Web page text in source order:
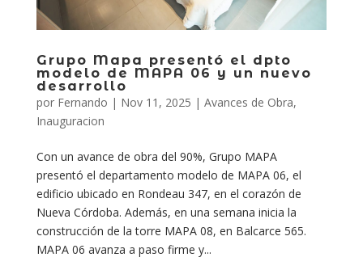
Grupo Mapa presentó el dpto
modelo de MAPA 06 y un nuevo
desarrollo
por Fernando | Nov 11, 2025 | Avances de Obra,
Inauguracion
Con un avance de obra del 90%, Grupo MAPA
presentó el departamento modelo de MAPA 06, el
edificio ubicado en Rondeau 347, en el corazón de
Nueva Córdoba. Además, en una semana inicia la
construcción de la torre MAPA 08, en Balcarce 565.
MAPA 06 avanza a paso firme y...